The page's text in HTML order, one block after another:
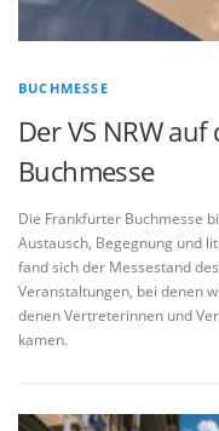
BUCHMESSE
Der VS NRW
Buchmesse
Die Frankfurter Buchmesse
Austausch, Begegnung und
fand sich der Messestand
Veranstaltungen, bei denen
denen Vertreterinnen und
kamen.